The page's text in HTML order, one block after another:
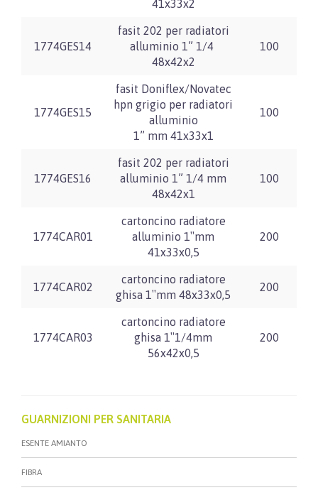
41x33x2
1774GES14
fasit 202 per radiatori
alluminio 1” 1/4
48x42x2
100
1774GES15
fasit Doniflex/Novatec
hpn grigio per radiatori
alluminio
1” mm 41x33x1
100
1774GES16
fasit 202 per radiatori
alluminio 1” 1/4 mm
48x42x1
100
1774CAR01
cartoncino radiatore
alluminio 1″mm
41x33x0,5
200
1774CAR02
cartoncino radiatore
ghisa 1″mm 48x33x0,5
200
1774CAR03
cartoncino radiatore
ghisa 1″1/4mm
56x42x0,5
200
GUARNIZIONI PER SANITARIA
ESENTE AMIANTO
FIBRA